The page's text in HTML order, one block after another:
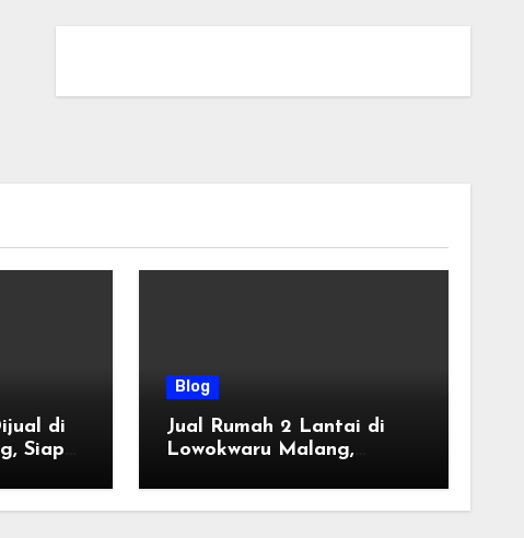
di
Siap
Blog
Jual Rumah 2 Lantai di
Lowokwaru Malang,
Mulai 800 Jutaan